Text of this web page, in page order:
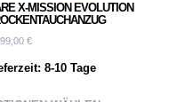
X-MISSION EVOLUTION
€
8-10 Tage